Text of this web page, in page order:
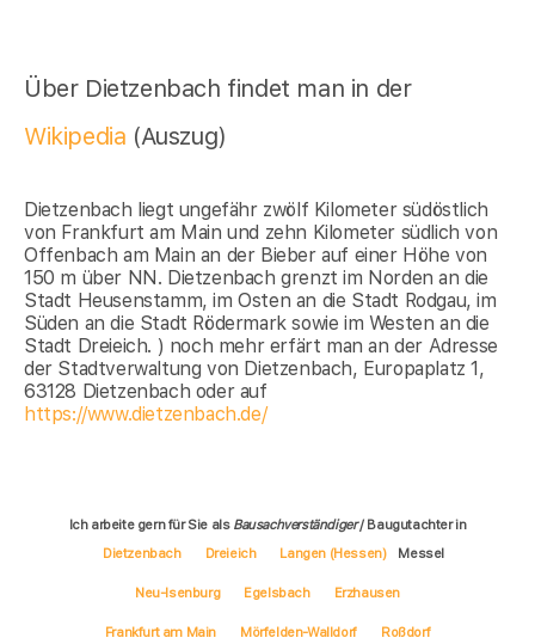
Über Dietzenbach findet man in der
Wikipedia (Auszug)
Dietzenbach liegt ungefähr zwölf Kilometer südöstlich
von Frankfurt am Main und zehn Kilometer südlich von
Offenbach am Main an der Bieber auf einer Höhe von
150 m über NN. Dietzenbach grenzt im Norden an die
Stadt Heusenstamm, im Osten an die Stadt Rodgau, im
Süden an die Stadt Rödermark sowie im Westen an die
Stadt Dreieich. ) noch mehr erfärt man an der Adresse
der Stadtverwaltung von Dietzenbach, Europaplatz 1,
63128 Dietzenbach oder auf
https://www.dietzenbach.de/
Ich arbeite gern für Sie als Bausachverständiger/ Baugutachter in
Dietzenbach
Dreieich Langen (Hessen) Messel
Neu-Isenburg Egelsbach Erzhausen
Frankfurt am Main Mörfelden-Walldorf Roßdorf